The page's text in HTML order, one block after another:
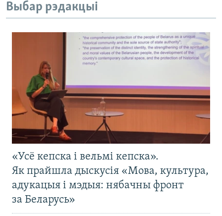
Выбар рэдакцыі
«Усё кепска і вельмі кепска».
Як прайшла дыскусія «Мова, культура,
адукацыя і мэдыя: нябачны фронт
за Беларусь»